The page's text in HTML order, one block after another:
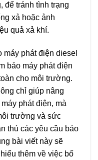
để tránh tình trạng
xả hoặc ảnh
quả xả khí.
máy phát điện diesel
bảo máy phát điện
cho môi trường.
chỉ giúp nâng
phát điện, mà
trường và sức
thủ các yêu cầu bảo
bài viết này sẽ
thêm về việc bố